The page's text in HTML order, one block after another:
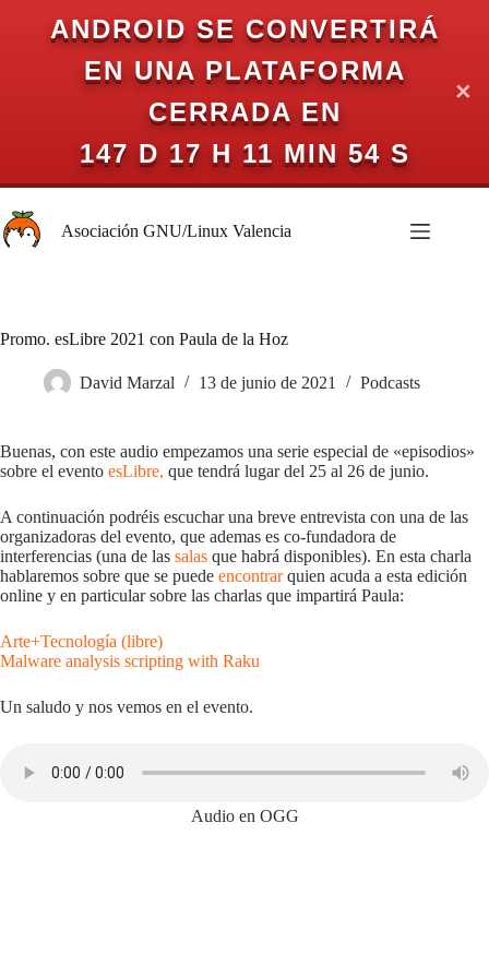
ANDROID SE CONVERTIRÁ
EN UNA PLATAFORMA
CERRADA EN
147 D 17 H 11 MIN 54 S
✕
al
contenidoAsociación GNU/Linux Valencia
Promo. esLibre 2021 con Paula de la Hoz
David Marzal 13 de junio de 2021 Podcasts
Buenas, con este audio empezamos una serie especial de «episodios»
sobre el evento esLibre, que tendrá lugar del 25 al 26 de junio.
A continuación podréis escuchar una breve entrevista con una de las
organizadoras del evento, que ademas es co-fundadora de
interferencias (una de las salas que habrá disponibles). En esta charla
hablaremos sobre que se puede encontrarquien acuda a esta edición
online y en particular sobre las charlas que impartirá Paula:
Arte+Tecnología (libre)
Malware analysis scripting with Raku
Un saludo y nos vemos en el evento.
Audio en OGG